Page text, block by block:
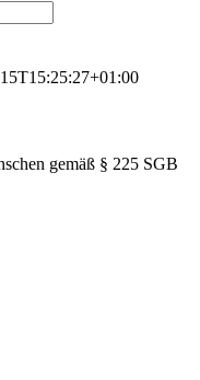
gemäß § 225 SGB